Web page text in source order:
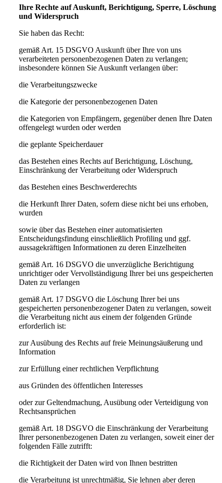
Ihre Rechte auf Auskunft, Berichtigung, Sperre, Löschung
und Widerspruch
Sie haben das Recht:
gemäß Art. 15 DSGVO Auskunft über Ihre von uns
verarbeiteten personenbezogenen Daten zu verlangen;
insbesondere können Sie Auskunft verlangen über:
die Verarbeitungszwecke
die Kategorie der personenbezogenen Daten
die Kategorien von Empfängern, gegenüber denen Ihre Daten
offengelegt wurden oder werden
die geplante Speicherdauer
das Bestehen eines Rechts auf Berichtigung, Löschung,
Einschränkung der Verarbeitung oder Widerspruch
das Bestehen eines Beschwerderechts
die Herkunft Ihrer Daten, sofern diese nicht bei uns erhoben,
wurden
sowie über das Bestehen einer automatisierten
Entscheidungsfindung einschließlich Profiling und ggf.
aussagekräftigen Informationen zu deren Einzelheiten
gemäß Art. 16 DSGVO die unverzügliche Berichtigung
unrichtiger oder Vervollständigung Ihrer bei uns gespeicherten
Daten zu verlangen
gemäß Art. 17 DSGVO die Löschung Ihrer bei uns
gespeicherten personenbezogener Daten zu verlangen, soweit
die Verarbeitung nicht aus einem der folgenden Gründe
erforderlich ist:
zur Ausübung des Rechts auf freie Meinungsäußerung und
Information
zur Erfüllung einer rechtlichen Verpflichtung
aus Gründen des öffentlichen Interesses
oder zur Geltendmachung, Ausübung oder Verteidigung von
Rechtsansprüchen
gemäß Art. 18 DSGVO die Einschränkung der Verarbeitung
Ihrer personenbezogenen Daten zu verlangen, soweit einer der
folgenden Fälle zutrifft:
die Richtigkeit der Daten wird von Ihnen bestritten
die Verarbeitung ist unrechtmäßig, Sie lehnen aber deren